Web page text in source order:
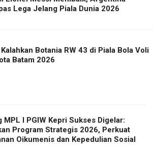
Lega Jelang Piala Dunia 2026
Botania RW 43 di Piala Bola Voli
Batam 2026
MPL I PGIW Kepri Sukses Digelar:
Program Strategis 2026, Perkuat
Oikumenis dan Kepedulian Sosial